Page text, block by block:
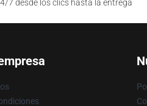
7 desde los clics hasta la entrega